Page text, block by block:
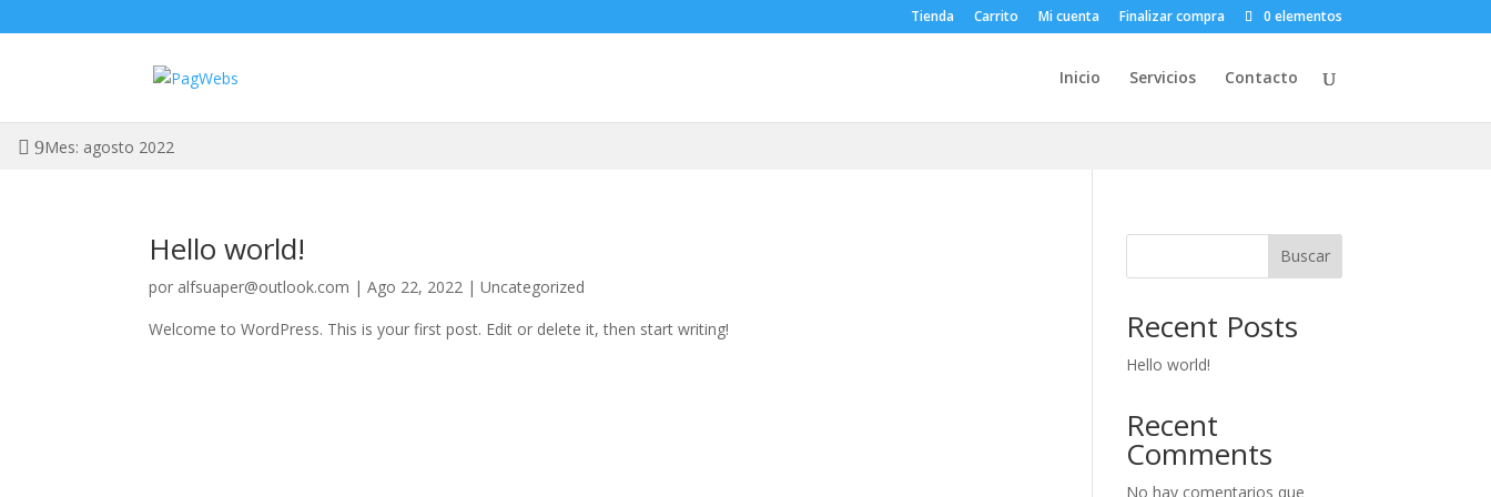
Tienda Carrito Mi cuenta Finalizar compra 0 elementos
Inicio Servicios Contacto
Mes: agosto 2022
Hello world!
por alfsuaper@outlook.com |Ago 22, 2022 |Uncategorized
Welcome to WordPress. This is your first post. Edit or delete it, then start writing!
Buscar
Recent Posts
Hello world!
Recent
Comments
No hay comentarios que